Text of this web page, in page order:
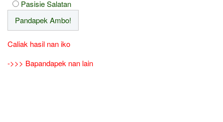
Pasisie Salatan
Caliak hasil nan iko
->>> Bapandapek nan lain